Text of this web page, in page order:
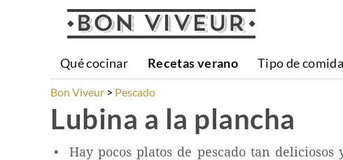
Qué cocinar Recetas verano Tipo de comida
Bon Viveur Pescado
Lubina a la plancha
Hay pocos platos de pescado tan